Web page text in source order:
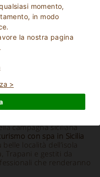
momento,
in modo
la nostra pagina
.
>
CERCA
campagna siciliana
con spa in Sicilia
località dell’isola
Trapani e gestiti da
che renderanno